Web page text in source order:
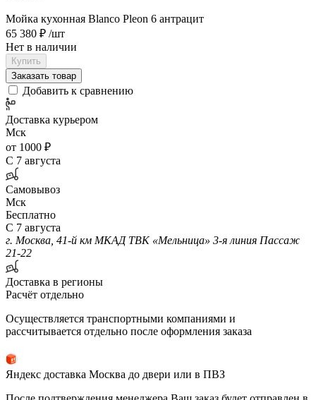
Мойка кухонная Blanco Pleon 6 антрацит
65 380 ₽ /шт
Нет в наличии
Купить
Заказать товар
Добавить к сравнению
Доставка курьером
Мск
от 1000 ₽
С 7 августа
Самовывоз
Мск
Бесплатно
С 7 августа
г. Москва, 41-й км МКАД ТВК «Мельница» 3-я линия Пассаж
21-22
Доставка в регионы
Расчёт отдельно
Осуществляется транспортными компаниями и
рассчитывается отдельно после оформления заказа
Яндекс доставка Москва до двери или в ПВЗ